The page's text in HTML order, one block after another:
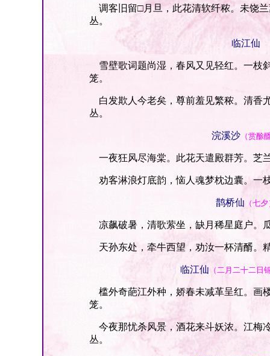
调客旧留□月旦，此花清软纤秾。未饶
丛。
临江仙
雪壁歌词题尚湿，春风又见轻红。一枝
笼。
白发欺人今老矣，尊前羞见繁秾。清香
丛。
浣溪沙 （赏酴
一夜狂风尽海棠。此花天遣殿群芳。芝
劝客淋浪灯底韵，恼人魂梦枕边囊。一
鹊桥仙 （七
凉飙破暑，清歌萦坐，缺月稀星庭户。
天孙东处，牵牛西望，劝汝一杯清醑。
临江仙 （二月二十二日
槛外奇葩江外种，娇春未减革呈红。画
笼。
今夜那忧杀风景，酒花来斗妖浓。江梅
丛。